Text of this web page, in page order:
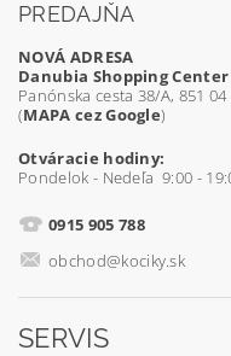
PREDAJŇA
NOVÁ ADRESA
Danubia Shopping Center
Panónska cesta 38/A, 851
(MAPA cez Google)
Otváracie hodiny:
Pondelok - Nedeľa 9:00 -
0915 905 788
obchod@kociky.sk
SERVIS